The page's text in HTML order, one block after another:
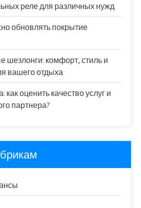
реле для различных нужд
обновлять покрытие
комфорт, стиль и
вашего отдыха
как оценить качество услуг и
партнера?